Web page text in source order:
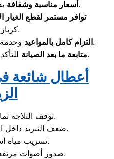
أسعار مناسبة وشفافةبدون أي تكاليف خفية.
توافر مستمر لقطع الغيار
كريازي.
التزام كامل بالمواعيدوخدمة عملاء على مدار الساعة.
متابعة ما بعد الصيانةللتأكد من عمل الجهاز بكفاءة.
أعطال شائعة
توقف الثلاجة تمامًا عن العمل.
ضعف التبريد داخل الكابينة أو الفريزر.
تسريب مياه أسفل الجهاز.
صدور أصوات مرتفعة أو غير معتادة.